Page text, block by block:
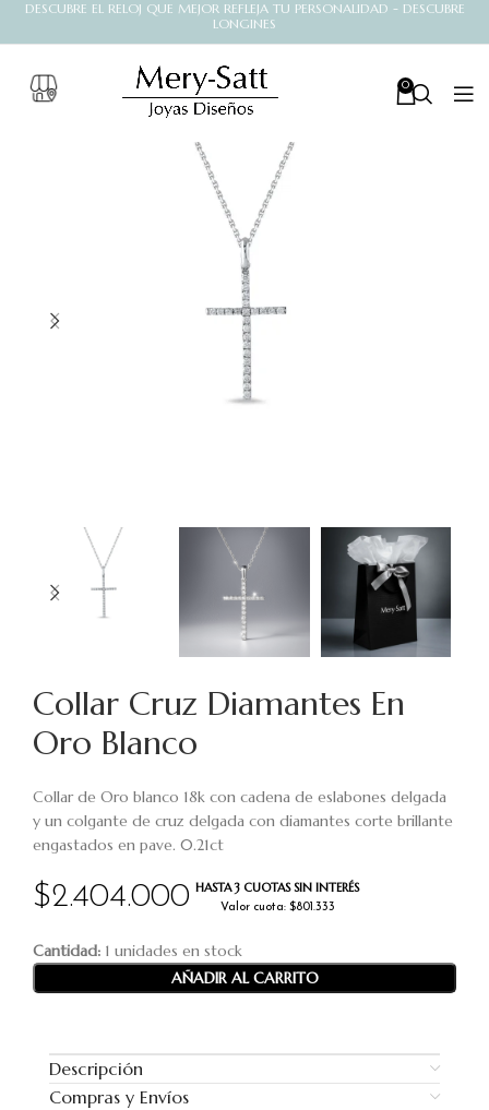
DESCUBRE EL RELOJ QUE MEJOR REFLEJA TU PERSONALIDAD - DESCUBRE
LONGINES
0
Collar Cruz Diamantes En
Oro Blanco
$2.404.000 HASTA 3 CUOTAS SIN INTERÉS
Valor cuota: $801.333
Collar de Oro blanco 18k con cadena de eslabones delgada
y un colgante de cruz delgada con diamantes corte brillante
engastados en pave. 0.21ct
Cantidad: 1 unidades en stock
AÑADIR AL CARRITO
Descripción
Compras y Envíos